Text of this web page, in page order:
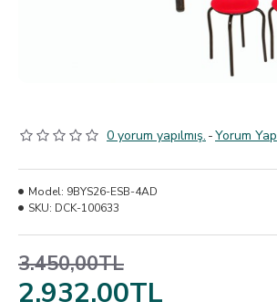
0 yorum yapılmış. -Yorum Yap
2.932,00TL
3.450,00TL
Model: 9BYS26-ESB-4AD
SKU: DCK-100633